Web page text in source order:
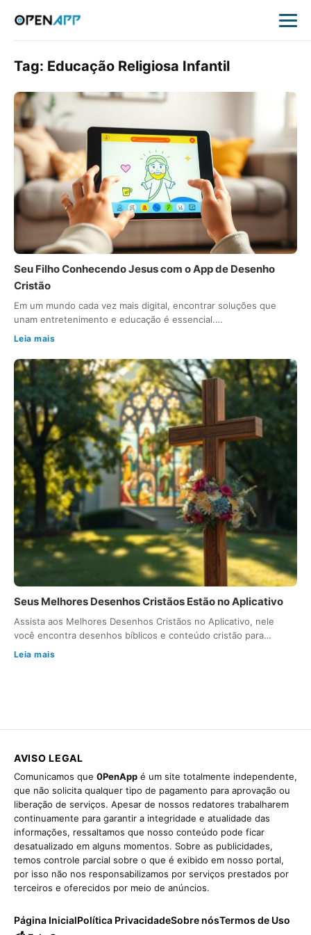
Tag: Educação Religiosa Infantil
Seu Filho Conhecendo Jesus com o App de Desenho
Cristão
Em um mundo cada vez mais digital, encontrar soluções que
unam entretenimento e educação é essencial.…
Leia mais
Seus Melhores Desenhos Cristãos Estão no Aplicativo
Assista aos Melhores Desenhos Cristãos no Aplicativo, nele
você encontra desenhos bíblicos e conteúdo cristão para…
Leia mais
AVISO LEGAL
Comunicamos que 0PenApp é um site totalmente independente,
que não solicita qualquer tipo de pagamento para aprovação ou
liberação de serviços. Apesar de nossos redatores trabalharem
continuamente para garantir a integridade e atualidade das
informações, ressaltamos que nosso conteúdo pode ficar
desatualizado em alguns momentos. Sobre as publicidades,
temos controle parcial sobre o que é exibido em nosso portal,
por isso não nos responsabilizamos por serviços prestados por
terceiros e oferecidos por meio de anúncios.
Página InicialPolítica PrivacidadeSobre nósTermos de Uso